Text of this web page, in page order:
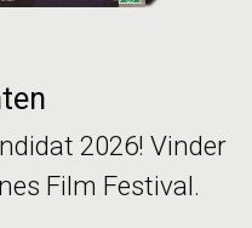
2026! Vinder
Film Festival.